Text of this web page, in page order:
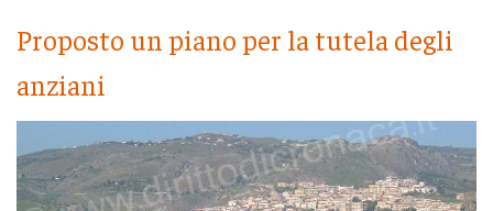
Proposto un piano per la tutela degli
anziani